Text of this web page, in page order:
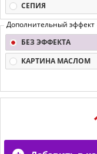
СЕПИЯ
Дополнительный эффект
БЕЗ ЭФФЕКТА
КАРТИНА МАСЛОМ